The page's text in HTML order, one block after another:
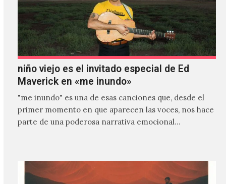
niño viejo es el invitado especial de Ed
Maverick en «me inundo»
"me inundo" es una de esas canciones que, desde el
primer momento en que aparecen las voces, nos hace
parte de una poderosa narrativa emocional…